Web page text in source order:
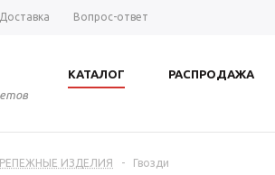
Доставка Вопрос-ответ
КАТАЛОГ РАСПРОДАЖА
ИЗДЕЛИЯ - Гвозди